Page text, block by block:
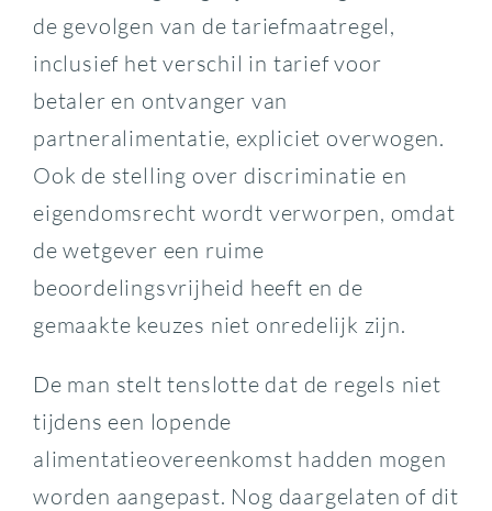
de gevolgen van de tariefmaatregel,
inclusief het verschil in tarief voor
betaler en ontvanger van
partneralimentatie, expliciet overwogen.
Ook de stelling over discriminatie en
eigendomsrecht wordt verworpen, omdat
de wetgever een ruime
beoordelingsvrijheid heeft en de
gemaakte keuzes niet onredelijk zijn.
De man stelt tenslotte dat de regels niet
tijdens een lopende
alimentatieovereenkomst hadden mogen
worden aangepast. Nog daargelaten of dit